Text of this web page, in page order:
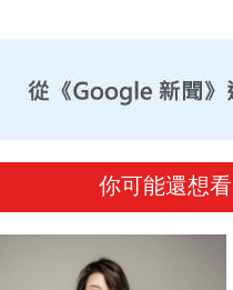
你可能還想看